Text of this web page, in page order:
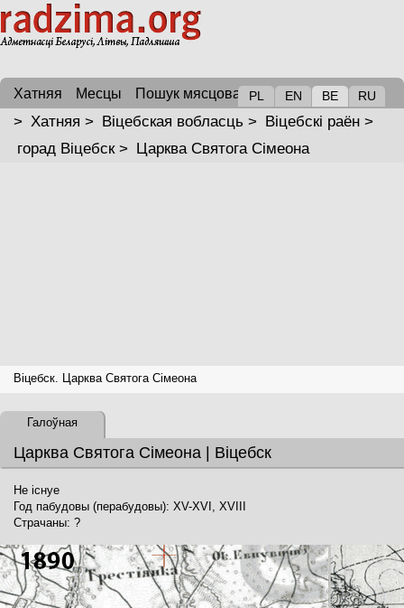
PL EN BE RU
Хатняя Месцы Пошук мясцовасці
> Хатняя > Віцебская вобласць > Віцебскі раён >
горад Віцебск> Царква Святога Сімеона
Віцебск. Царква Святога Сімеона
Царква Святога Сімеона | Віцебск
Галоўная
Не існуе
Год пабудовы (перабудовы): XV-XVI, XVIII
Страчаны: ?